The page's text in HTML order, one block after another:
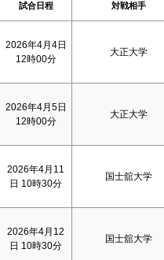
試合日程 対戦相手
2026年4月4日
12時00分
大正大学
2026年4月5日
12時00分
大正大学
2026年4月11
日 10時30分
国士舘大学
2026年4月12
日 10時30分
国士舘大学